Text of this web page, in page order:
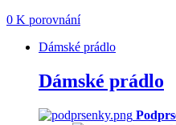
0 K porovnání
Dámské prádlo
Dámské prádlo